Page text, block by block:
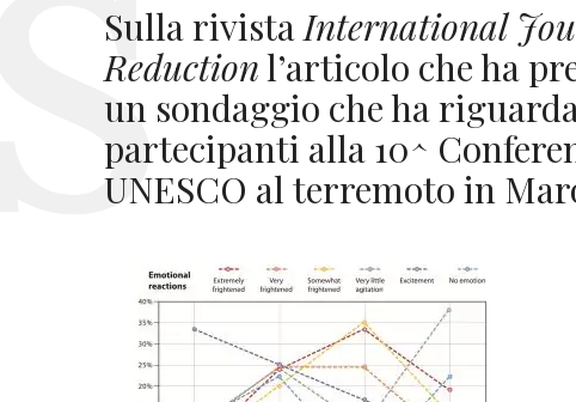
Sulla rivista International
Reductionl’articolo che ha
un sondaggio che ha
partecipanti alla 10^
UNESCO al terremoto in